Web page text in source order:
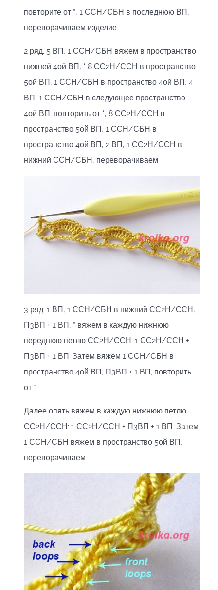
повторите от *, 1 ССН/СБН в последнюю ВП,
переворачиваем изделие.
2 ряд: 5 ВП, 1 ССН/СБН вяжем в пространство
нижней 4ой ВП, * 8 СС2Н/ССН в пространство
5ой ВП, 1 ССН/СБН в пространство 4ой ВП, 4
ВП, 1 ССН/СБН в следующее пространство
4ой ВП; повторить от *, 8 СС2Н/ССН в
пространство 5ой ВП, 1 ССН/СБН в
пространство 4ой ВП, 2 ВП, 1 СС2Н/ССН в
нижний ССН/СБН, переворачиваем.
3 ряд: 1 ВП, 1 ССН/СБН в нижний СС2Н/ССН,
П3ВП + 1 ВП, * вяжем в каждую нижнюю
переднюю петлю СС2Н/ССН: 1 СС2Н/ССН +
П3ВП + 1 ВП. Затем вяжем 1 ССН/СБН в
пространство 4ой ВП, П3ВП + 1 ВП; повторить
от *.
Далее опять вяжем в каждую нижнюю петлю
СС2Н/ССН: 1 СС2Н/ССН + П3ВП + 1 ВП. Затем
1 ССН/СБН вяжем в пространство 5ой ВП,
переворачиваем.